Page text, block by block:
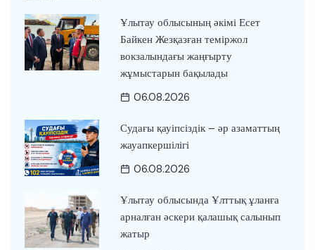
Ұлытау облысының әкімі Есет
Байкен Жезқазған теміржол
вокзалындағы жаңғырту
жұмыстарын бақылады
06.08.2026
Судағы қауіпсіздік – әр азаматтың
жауапкершілігі
06.08.2026
Ұлытау облысында Ұлттық ұланға
арналған әскери қалашық салынып
жатыр